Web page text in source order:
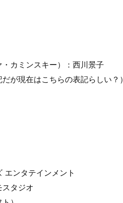
カミンスキー）：西川景子
が現在はこちらの表記らしい？）
エンタテインメント
スタジオ